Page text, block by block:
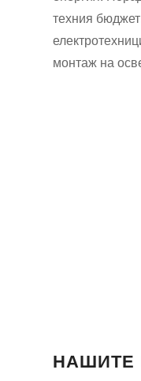
техния
монтаж на
НАШИТЕ